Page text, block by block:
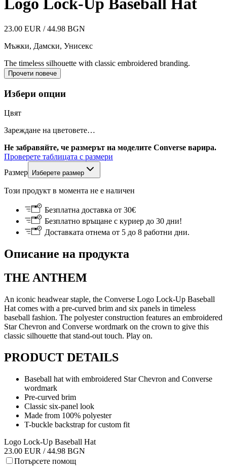
Logo Lock-Up Baseball Hat
23.00 EUR / 44.98 BGN
Мъжки, Дамски, Унисекс
The timeless silhouette with classic embroidered branding.
Прочети повече
Избери опции
Цвят
Зареждане на цветовете…
Не забравяйте, че размерът на моделите Converse варира.
Проверете таблицата с размери
Размер
Изберете размер
Този продукт в момента не е наличен
Безплатна доставка от 30€
Безплатно връщане с куриер до 30 дни!
Доставката отнема от 5 до 8 работни дни.
Описание на продукта
THE ANTHEM
An iconic headwear staple, the Converse Logo Lock-Up Baseball
Hat comes with a pre-curved brim and six panels in timeless
baseball fashion. The polyester construction features an embroidered
Star Chevron and Converse wordmark on the crown to give this
classic silhouette that stand-out touch. Play on.
PRODUCT DETAILS
Baseball hat with embroidered Star Chevron and Converse
wordmark
Pre-curved brim
Classic six-panel look
Made from 100% polyester
T-buckle backstrap for custom fit
Logo Lock-Up Baseball Hat
23.00 EUR / 44.98 BGN
Потърсете помощ